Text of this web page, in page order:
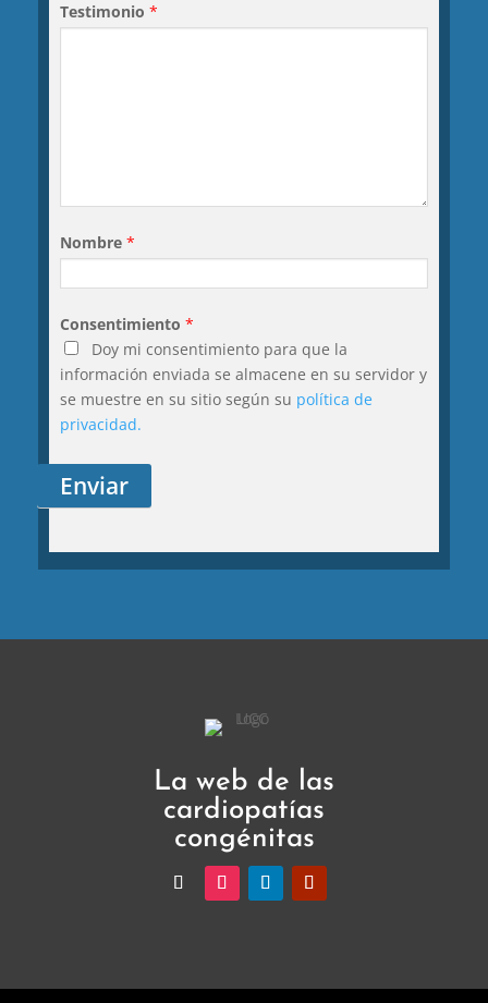
Testimonio
Nombre
Consentimiento
Doy mi consentimiento para que la
información enviada se almacene en su servidor y
se muestre en su sitio según su política de
privacidad.
La web de las
cardiopatías
congénitas